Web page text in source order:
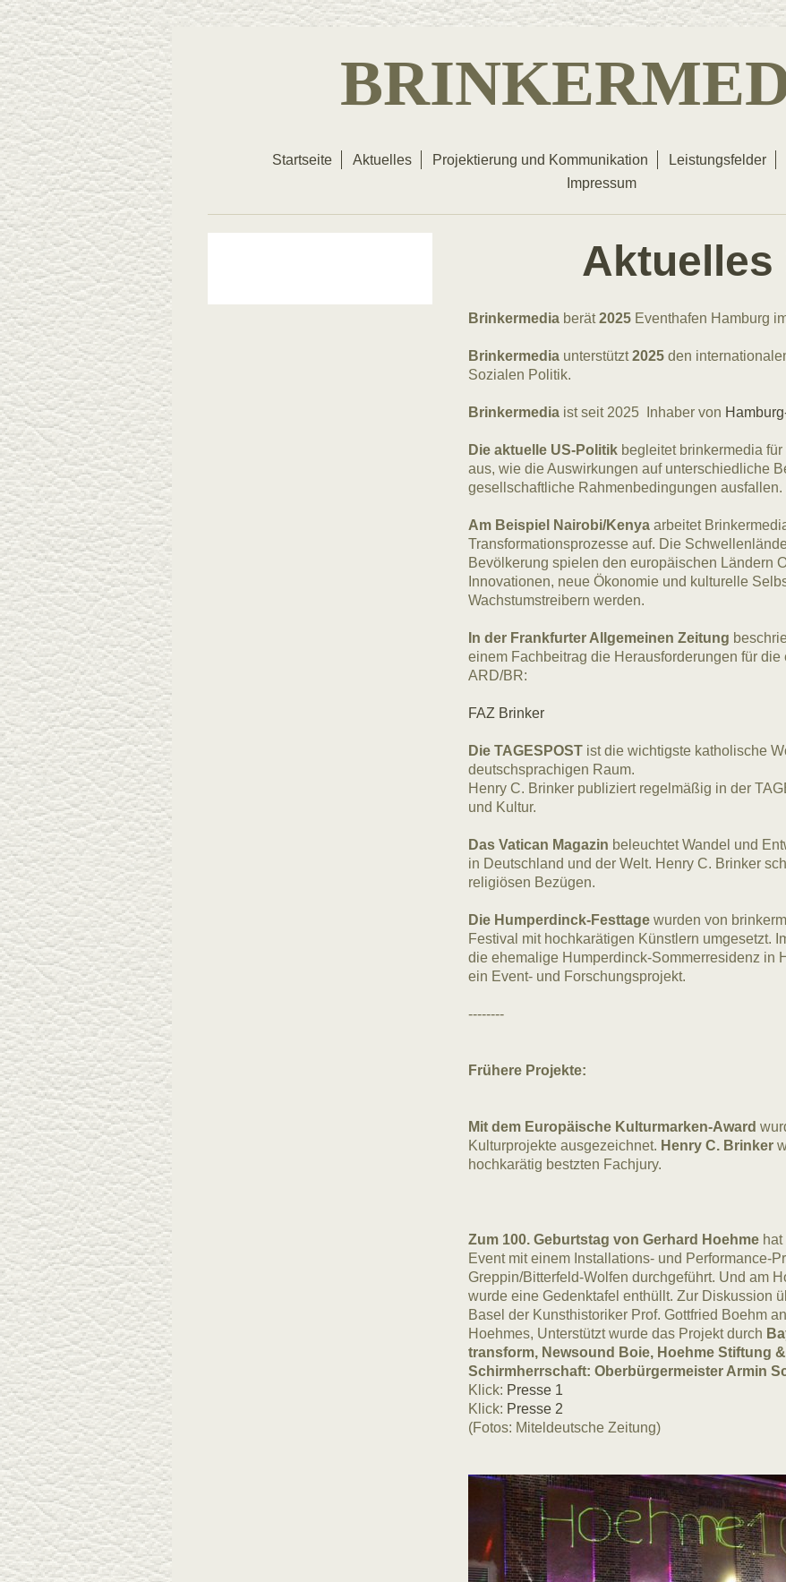
Startseite Aktuelles Projektierung und Kommunikation Leistungsfelder
Impressum
Aktuelles
Brinkermedia berät2025Eventhafen Hamburg
Brinkermediaunterstützt2025den
Sozialen Politik.
Brinkermediaist seit 2025 Inhaber von
Die aktuelle US-Politikbegleitet brinkermedia
aus, wie die Auswirkungen auf unterschiedliche
gesellschaftliche Rahmenbedingungen ausfallen.
Am Beispiel Nairobi/Kenyaarbeitet
Transformationsprozesse auf. Die
Bevölkerung spielen den europäischen Ländern
Innovationen, neue Ökonomie und kulturelle
Wachstumstreibern werden.
In der Frankfurter Allgemeinen Zeitung
einem Fachbeitrag die Herausforderungen für
ARD/BR:
FAZ Brinker
Die TAGESPOSTist die wichtigste katholische
deutschsprachigen Raum.
Henry C. Brinker publiziert regelmäßig in der
und Kultur.
Das Vatican Magazin beleuchtet Wandel und
in Deutschland und der Welt. Henry C. Brinker
religiösen Bezügen.
Die Humperdinck-Festtage wurden von
Festival mit hochkarätigen Künstlern umgesetzt.
die ehemalige Humperdinck-Sommerresidenz in
ein Event- und Forschungsprojekt.
--------
Frühere Projekte:
Mit dem Europäische Kulturmarken-Award
Kulturprojekte ausgezeichnet. Henry C. Brinker
hochkarätig bestzten Fachjury.
Zum 100. Geburtstag von Gerhard Hoehmehat
Event mit einem Installations- und Performance-
Greppin/Bitterfeld-Wolfen durchgeführt. Und am
wurde eine Gedenktafel enthüllt. Zur Diskussion
Basel der Kunsthistoriker Prof. Gottfried Boehm
Hoehmes, Unterstützt wurde das Projekt durch
transform, Newsound Boie, Hoehme Stiftung
Schirmherrschaft: Oberbürgermeister Armin
Klick: Presse 1
Klick: Presse 2
(Fotos: Miteldeutsche Zeitung)